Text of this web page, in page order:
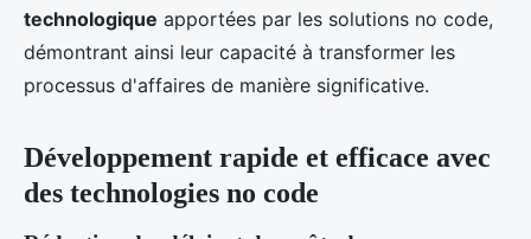
technologique apportées par les solutions no code,
démontrant ainsi leur capacité à transformer les
processus d'affaires de manière significative.
Développement rapide et efficace avec
des technologies no code